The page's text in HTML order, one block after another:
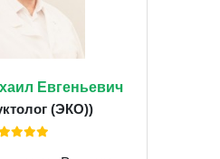
Евгеньевич
(ЭКО))